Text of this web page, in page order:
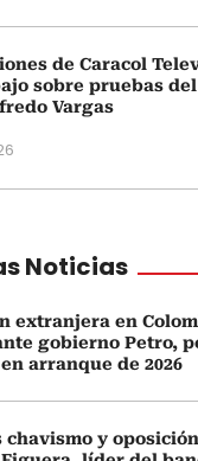
de Caracol
sobre pruebas del
Vargas
Noticias
extranjera en
gobierno Petro,
arranque de 2026
chavismo y